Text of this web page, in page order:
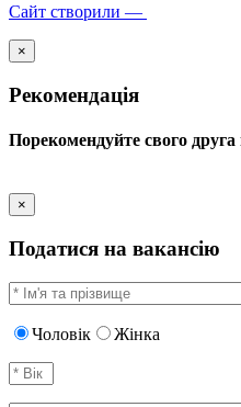
Сайт створили —
×
Рекомендація
Порекомендуйте свого
×
Податися на вакансію
Чоловік Жінка